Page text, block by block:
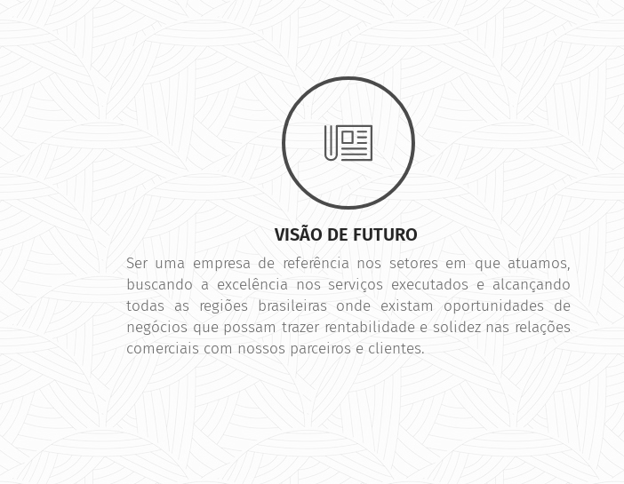
VISÃO DE FUTURO
Ser uma empresa de referência nos setores em que atuamos,
buscando a excelência nos serviços executados e alcançando
todas as regiões brasileiras onde existam oportunidades de
negócios que possam trazer rentabilidade e solidez nas relações
comerciais com nossos parceiros e clientes.